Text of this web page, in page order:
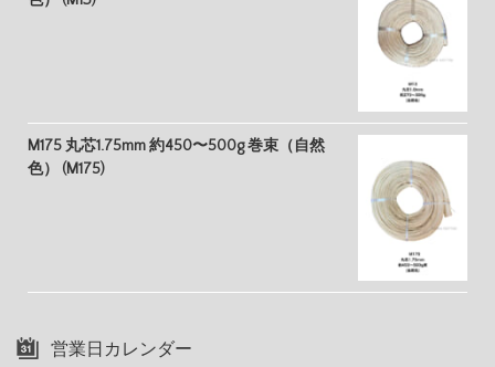
M175 丸芯1.75mm 約450〜500g 巻束（自然
色） (M175)
営業日カレンダー